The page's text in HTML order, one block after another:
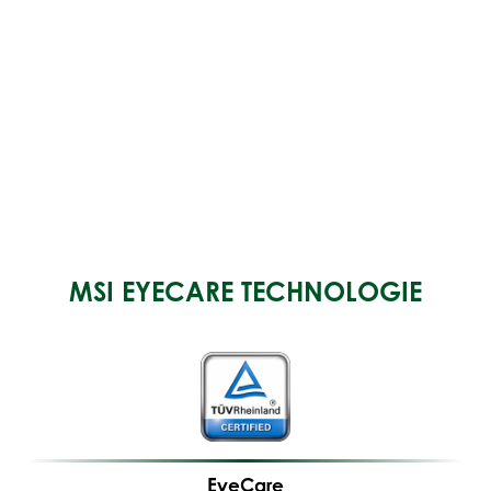
MSI EYECARE TECHNOLOGIE
EyeCare